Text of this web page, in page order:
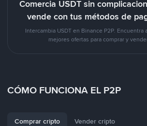
Comercia USDT sin
vende con tus métodos de
Intercambia USDT en Binance P2P. Encuentra
mejores ofertas para comprar y
CÓMO FUNCIONA EL P2P
Comprar cripto Vender cripto